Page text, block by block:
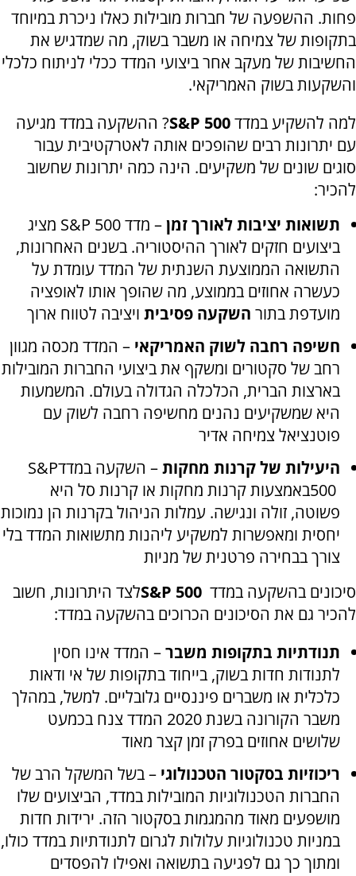
פחות. ההשפעה של חברות מובילות כאלו ניכרת במיוחד
בתקופות של צמיחה או משבר בשוק, מה שמדגיש את
החשיבות של מעקב אחר ביצועי המדד ככלי לניתוח כלכלי
והשקעות בשוק האמריקאי.
למה להשקיע במדדS&P 500? ההשקעה במדד מגיעה
עם יתרונות רבים שהופכים אותה לאטרקטיבית עבור
סוגים שונים של משקיעים. הינה כמה יתרונות שחשוב
להכיר:
תשואות יציבות לאורך זמן– מדדS&P 500 מציג
ביצועים חזקים לאורך ההיסטוריה. בשנים האחרונות,
התשואה הממוצעת השנתית של המדד עומדת על
כעשרה אחוזים בממוצע, מה שהופך אותו לאופציה
מועדפת בתור השקעה פסיבית ויציבה לטווח ארוך
חשיפה רחבה לשוק האמריקאי – המדד מכסה מגוון
רחב של סקטורים ומשקף את ביצועי החברות המובילות
בארצות הברית, הכלכלה הגדולה בעולם. המשמעות
היא שמשקיעים נהנים מחשיפה רחבה לשוק עם
פוטנציאל צמיחה אדיר
היעילות של קרנות מחקות– השקעה במדדS&P
500באמצעות קרנות מחקות או קרנות סל היא
פשוטה, זולה ונגישה. עמלות הניהול בקרנות הן נמוכות
יחסית ומאפשרות למשקיע ליהנות מתשואות המדד בלי
צורך בבחירה פרטנית של מניות
סיכונים בהשקעה במדד S&P 500לצד היתרונות, חשוב
להכיר גם את הסיכונים הכרוכים בהשקעה במדד:
תנודתיות בתקופות משבר– המדד אינו חסין
לתנודות חדות בשוק, בייחוד בתקופות של אי ודאות
כלכלית או משברים פיננסיים גלובליים. למשל, במהלך
משבר הקורונה בשנת 2020 המדד צנח בכמעט
שלושים אחוזים בפרק זמן קצר מאוד
ריכוזיות בסקטור הטכנולוגי – בשל המשקל הרב של
החברות הטכנולוגיות המובילות במדד, הביצועים שלו
מושפעים מאוד מהמגמות בסקטור הזה. ירידות חדות
במניות טכנולוגיות עלולות לגרום לתנודתיות במדד כולו,
ומתוך כך גם לפגיעה בתשואה ואפילו להפסדים